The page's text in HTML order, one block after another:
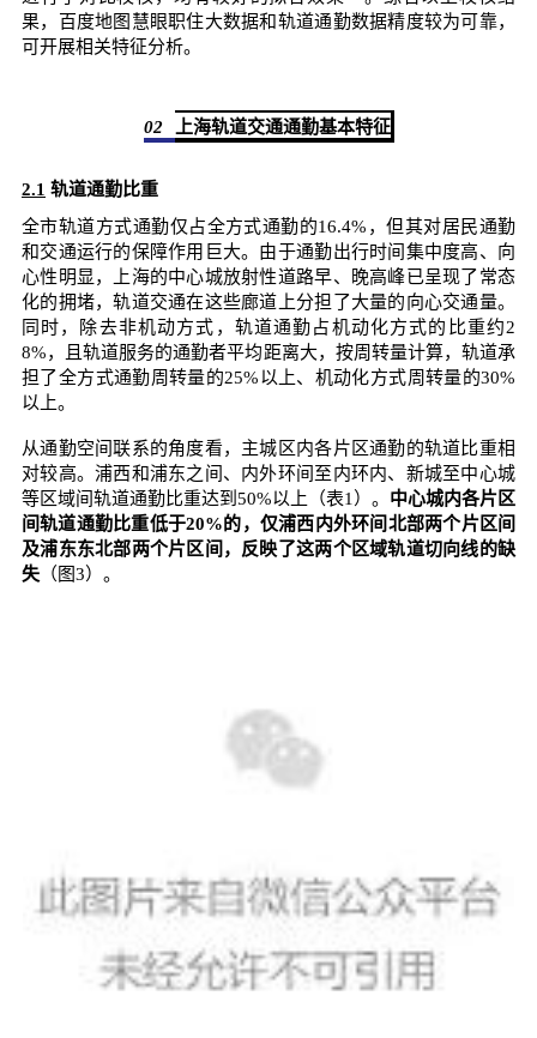
果，百度地图慧眼职住大数据和轨道通勤数据精度较为可靠，
可开展相关特征分析。
02 上海轨道交通通勤基本特征
2.1 轨道通勤比重
全市轨道方式通勤仅占全方式通勤的16.4%，但其对居民通勤
和交通运行的保障作用巨大。由于通勤出行时间集中度高、向
心性明显，上海的中心城放射性道路早、晚高峰已呈现了常态
化的拥堵，轨道交通在这些廊道上分担了大量的向心交通量。
同时，除去非机动方式，轨道通勤占机动化方式的比重约2
8%，且轨道服务的通勤者平均距离大，按周转量计算，轨道承
担了全方式通勤周转量的25%以上、机动化方式周转量的30%
以上。
从通勤空间联系的角度看，主城区内各片区通勤的轨道比重相
对较高。浦西和浦东之间、内外环间至内环内、新城至中心城
等区域间轨道通勤比重达到50%以上（表1）。 中心城内各片区
间轨道通勤比重低于20%的，仅浦西内外环间北部两个片区间
及浦东东北部两个片区间，反映了这两个区域轨道切向线的缺
失 （图3）。